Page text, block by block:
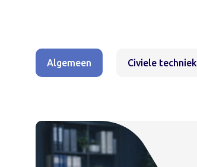
Algemeen Civiele techniek